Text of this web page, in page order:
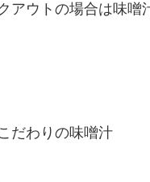
ウトの場合は味噌
だわりの味噌汁